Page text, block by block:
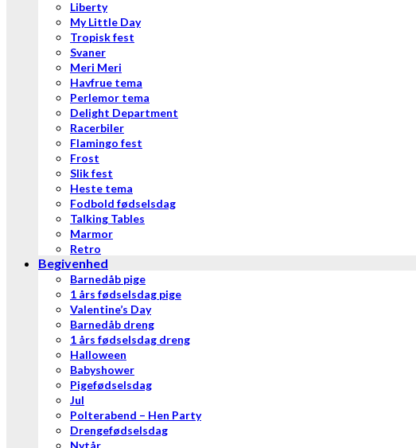
Liberty
My Little Day
Tropisk fest
Svaner
Meri Meri
Havfrue tema
Perlemor tema
Delight Department
Racerbiler
Flamingo fest
Frost
Slik fest
Heste tema
Fodbold fødselsdag
Talking Tables
Marmor
Retro
Begivenhed
Barnedåb pige
1 års fødselsdag pige
Valentine’s Day
Barnedåb dreng
1 års fødselsdag dreng
Halloween
Babyshower
Pigefødselsdag
Jul
Polterabend – Hen Party
Drengefødselsdag